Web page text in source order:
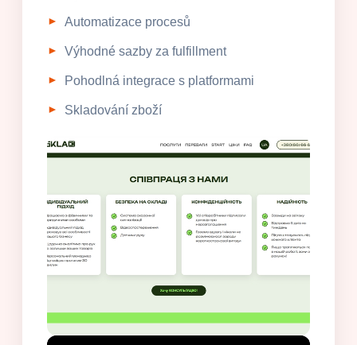
Automatizace procesů
Výhodné sazby za fulfillment
Pohodlná integrace s platformami
Skladování zboží